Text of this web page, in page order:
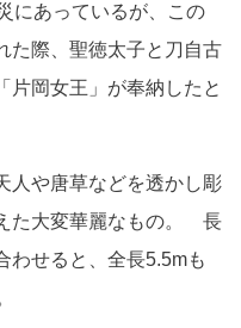
にあっているが、この
た際、聖徳太子と刀自古
片岡女王」が奉納したと
人や唐草などを透かし彫
た大変華麗なもの。 長
わせると、全長5.5mも
。